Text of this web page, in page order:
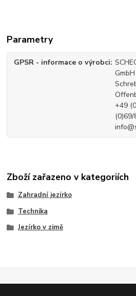
Parametry
GPSR - informace o výrobci
+49
Zboží zařazeno v kategoriích
Zahradní jezírko
Technika
Jezírko v zimě